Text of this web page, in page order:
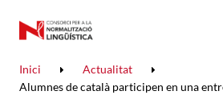
Inici
Actualitat
Alumnes de català participen en una